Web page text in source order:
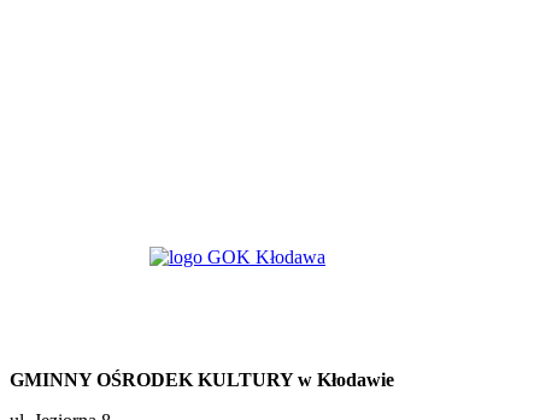
GMINNY OŚRODEK KULTURY w Kłodawie